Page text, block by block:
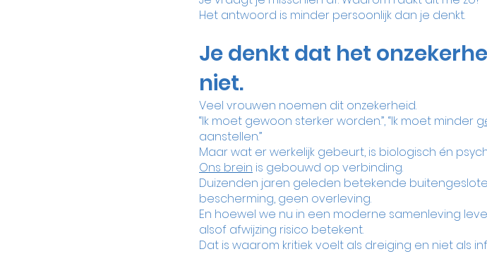
Het antwoord is minder persoonlijk dan je denkt.
Je denkt dat het
niet.
Veel vrouwen noemen dit onzekerheid.
“Ik moet gewoon sterker worden.”, “Ik moet minder
aanstellen.”
Maar wat er werkelijk gebeurt, is biologisch én
Ons brein is gebouwd op verbinding.
Duizenden jaren geleden betekende
bescherming, geen overleving.
En hoewel we nu in een moderne samenleving
alsof afwijzing risico betekent.
Dat is waarom kritiek voelt als dreiging en niet als